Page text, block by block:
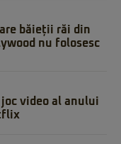
băieții răi din
nu folosesc
video al anului